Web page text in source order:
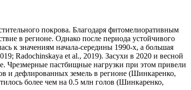
покрова. Благодаря фитомелиоративным
в регионе. Однако после периода устойчивого
к значениям начала-середины 1990-х, а большая
Radochinskaya et al., 2019). Засухи в 2020 и весной
Чрезмерные пастбищные нагрузки при этом привели
и дефлированных земель в регионе (Шинкаренко,
более чем на 0.5 млн голов (Шинкаренко,